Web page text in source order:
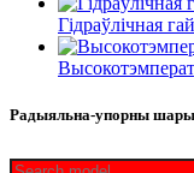
Гідраўлічная
Радыяльна-упорны